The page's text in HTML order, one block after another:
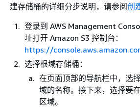
建存储桶的详细分步说明，请参阅创
登录到 AWS Management
址打开 Amazon S3 控制台：
https://
选择根域存储桶：
在页面顶部的导航栏中，选
域的名称。接下来，选择要
区域。